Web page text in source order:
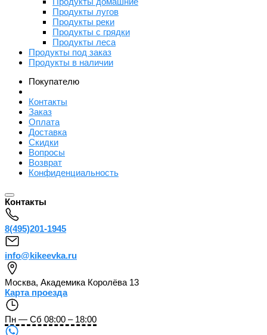
Продукты лугов
Продукты реки
Продукты с грядки
Продукты леса
Продукты под заказ
Продукты в наличии
Покупателю
Контакты
Заказ
Оплата
Доставка
Скидки
Вопросы
Возврат
Конфиденциальность
Контакты
8(495)201-1945
info@kikeevka.ru
Москва, Академика Королёва 13
Карта проезда
Пн — Сб 08:00 – 18:00